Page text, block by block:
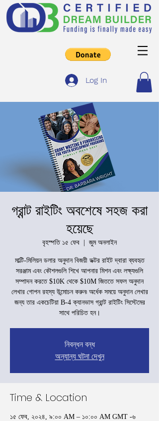
Log In
গ্রান্ট রাইটিং অবশেষে সহজ করা
হয়েছে
বৃহস্পতি ১৫ ফেব
  |
জুম অনলাইন
মাল্টি-মিলিয়ন ডলার অনুদান বিজয়ী ডক্টর রাইট দ্বারা ব্যবহৃত
সরঞ্জাম এবং কৌশলগুলি শিখে আপনার মিশন এবং লক্ষ্যগুলি
সম্পাদন করতে $10K থেকে $10M জিততে সফল অনুদান
লেখার গোপন রহস্য উন্মোচন করুন৷ অর্ধেক সময়ে অনুদান লেখার
জন্য তার একচেটিয়া B-4 ক্যানভাস গ্রান্ট রাইটিং সিস্টেমের
সাথে পরিচিত হন।
নিবন্ধন বন্ধ
অন্যান্য ঘটনা দেখুন
Time & Location
১৫ ফেব, ২০২৪, ৯:০০ AM – ১০:০০ AM GMT -৬